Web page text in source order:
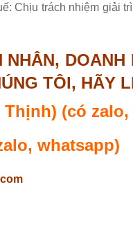
Chịu trách nhiệm giải
NHÂN,
TÔI, HÃY
Thịnh) (có
whatsapp)